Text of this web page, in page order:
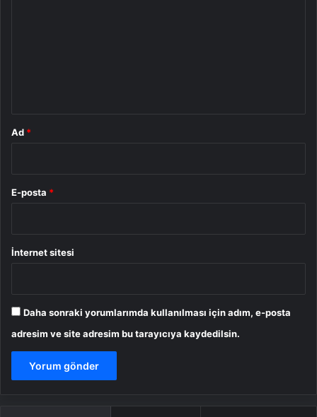
Ad *
E-posta *
İnternet sitesi
Daha sonraki yorumlarımda kullanılması için adım, e-posta
adresim ve site adresim bu tarayıcıya kaydedilsin.